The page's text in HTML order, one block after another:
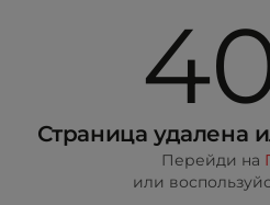
Страница удалена
Перейди на
или